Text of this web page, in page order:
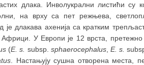
длака. Инволукрални листићи
на врху са пет режњева,
је длакава ахенија са кратким
Африци. У Европи је 12 врста,
(E. s. subsp. sphaerocephalus, E. s.
. Настањују сушна отворена места,